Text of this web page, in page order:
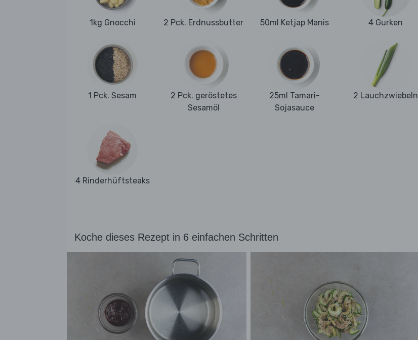
1kg Gnocchi 2 Pck. Erdnussbutter 50ml Ketjap Manis 4 Gurken
1 Pck. Sesam
2 Pck. geröstetes
Sesamöl
25ml Tamari-
Sojasauce
2 Lauchzwiebeln
4 Rinderhüftsteaks
Koche dieses Rezept in 6 einfachen Schritten